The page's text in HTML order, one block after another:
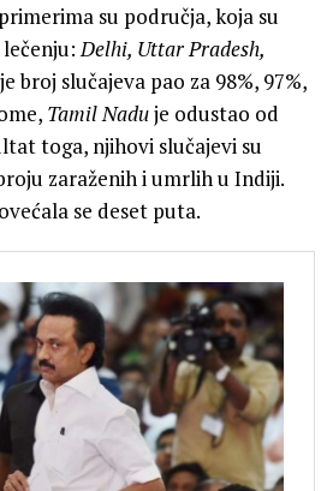
su područja, koja su
Delhi, Uttar Pradesh,
broj slučajeva pao za 98%, 97%,
Tamil Naduje odustao od
toga, njihovi slučajevi su
zaraženih i umrlih u Indiji.
se deset puta.